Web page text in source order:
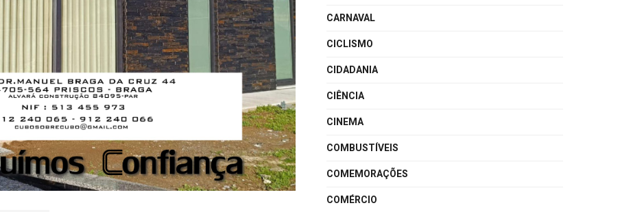
CARNAVAL
CICLISMO
CIDADANIA
CIÊNCIA
CINEMA
COMBUSTÍVEIS
COMEMORAÇÕES
COMÉRCIO